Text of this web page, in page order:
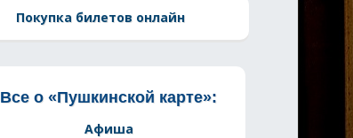
Покупка билетов онлайн
Все о «Пушкинской карте»:
Афиша